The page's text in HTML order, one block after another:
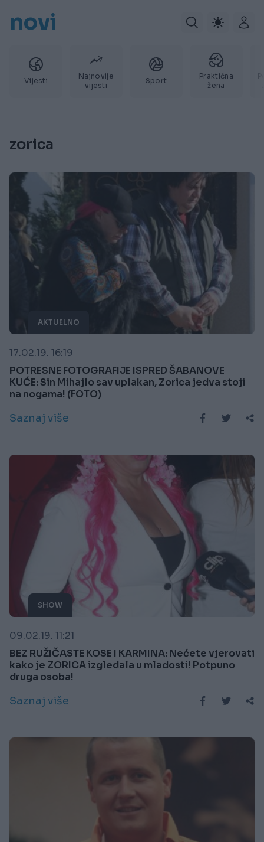
novi
Vijesti
Najnovije
vijesti
Sport
Praktična
žena
zorica
AKTUELNO
17.02.19. 16:19
POTRESNE FOTOGRAFIJE ISPRED ŠABANOVE
KUĆE: Sin Mihajlo sav uplakan, Zorica jedva stoji
na nogama! (FOTO)
Saznaj više
SHOW
09.02.19. 11:21
BEZ RUŽIČASTE KOSE I KARMINA: Nećete vjerovati
kako je ZORICA izgledala u mladosti! Potpuno
druga osoba!
Saznaj više